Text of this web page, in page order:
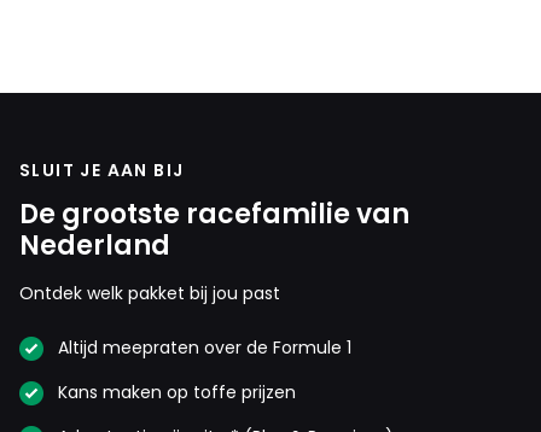
SLUIT JE AAN BIJ
De grootste racefamilie van
Nederland
Ontdek welk pakket bij jou past
Altijd meepraten over de Formule 1
Kans maken op toffe prijzen